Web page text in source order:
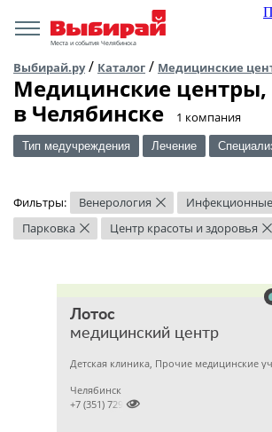
Места и события Челябинска
Выбирай.ру/ Каталог / Медицинские
Медицинские
в Челябинске
​1 компания
Тип медучреждения Лечение
Фильтры: Венерология ×
Парковка × Центр красоты и здоровья ×
Лотос
медицинский центр
Челябинск

+7 (351) 7298929